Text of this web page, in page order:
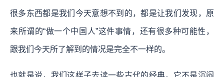
很多东西都是我们今天意想不到的，都是让我们发现，原
来所谓的“做一个中国人”这件事情，还有很多种可能性，
跟我们今天所了解到的情况是完全不一样的。
也就是说，我们这样子去读一些古代的经典，它不是沉闷